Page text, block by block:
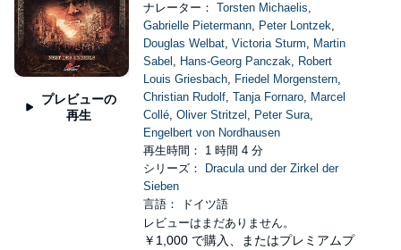
プレビューの
再生
ナレーター： Torsten Michaelis,
Gabrielle Pietermann, Peter Lontzek,
Douglas Welbat, Victoria Sturm, Martin
Sabel , Hans-Georg Panczak, Robert
Louis Griesbach, Friedel Morgenstern,
Christian Rudolf, Tanja Fornaro, Marcel
Collé, Oliver Stritzel , Peter Sura,
Engelbert von Nordhausen
再生時間： 1 時間 4 分
シリーズ：
Dracula und der Zirkel der
Sieben
言語： ドイツ語
レビューはまだありません。
￥1,000 で購入、またはプレミアムプ